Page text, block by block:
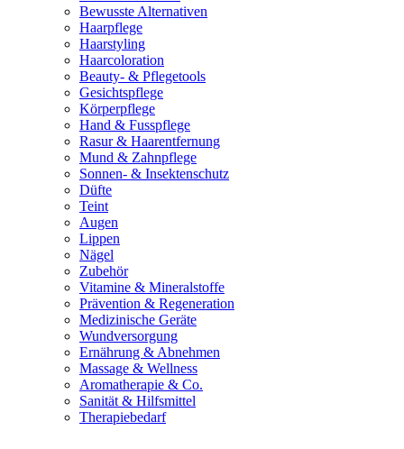
Bewusste Alternativen
Haarpflege
Haarstyling
Haarcoloration
Beauty- & Pflegetools
Gesichtspflege
Körperpflege
Hand & Fusspflege
Rasur & Haarentfernung
Mund & Zahnpflege
Sonnen- & Insektenschutz
Düfte
Teint
Augen
Lippen
Nägel
Zubehör
Vitamine & Mineralstoffe
Prävention & Regeneration
Medizinische Geräte
Wundversorgung
Ernährung & Abnehmen
Massage & Wellness
Aromatherapie & Co.
Sanität & Hilfsmittel
Therapiebedarf